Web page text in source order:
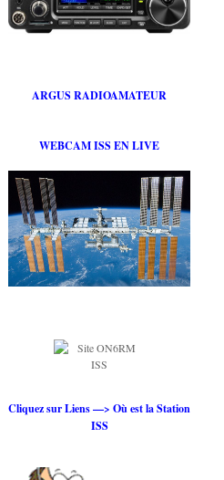
ARGUS RADIOAMATEUR
WEBCAM ISS EN LIVE
Cliquez sur Liens —> Où est la Station
ISS